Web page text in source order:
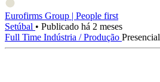
Eurofirms Group | People first
Setúbal • Publicado há 2 meses
Full Time Indústria / Produção Presencial